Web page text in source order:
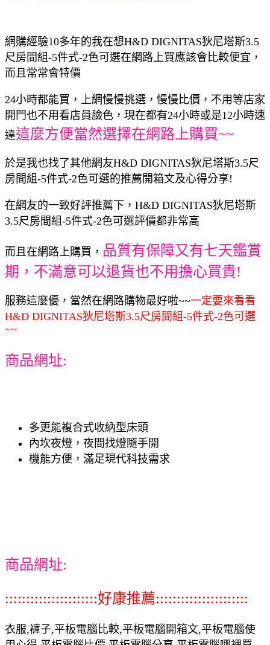
網購經驗10多年的我在想H&D DIGNITAS狄尼塔斯3.5
尺房間組-5件式-2色可選在網路上買應該會比較便宜，
而且常常會特價
24小時都能買，上網慢慢挑選，慢慢比價，不用等店家
開門也不用看店員臉色，現在都有24小時或是12小時速
達這麼方便當然選擇在網路上購買~~
於是我也找了其他網友H&D DIGNITAS狄尼塔斯3.5尺
房間組-5件式-2色可選的推薦開箱文及心得分享!
在網友的一致好評推薦下，H&D DIGNITAS狄尼塔斯
3.5尺房間組-5件式-2色可選評價都非常高
而且在網路上購買， 品質有保障又有七天鑑賞
期，不滿意可以退貨也不用擔心買貴!
服務這麼優，當然在網路購物最好啦~~一定要來看看
H&D DIGNITAS狄尼塔斯3.5尺房間組-5件式-2色可選
~~
商品網址:
多更能複合式收納型床頭
內坎夜燈，夜間找燈隨手開
機能方便，滿足現代科技需求
商品網址:
::::::::::::::::::::::好康推薦::::::::::::::::::::::
衣服,褲子,平板電腦比較,平板電腦開箱文,平板電腦使